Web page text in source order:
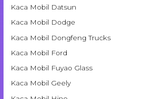
Kaca Mobil Datsun
Kaca Mobil Dodge
Kaca Mobil Dongfeng Trucks
Kaca Mobil Ford
Kaca Mobil Fuyao Glass
Kaca Mobil Geely